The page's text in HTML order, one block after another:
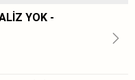
YOK -